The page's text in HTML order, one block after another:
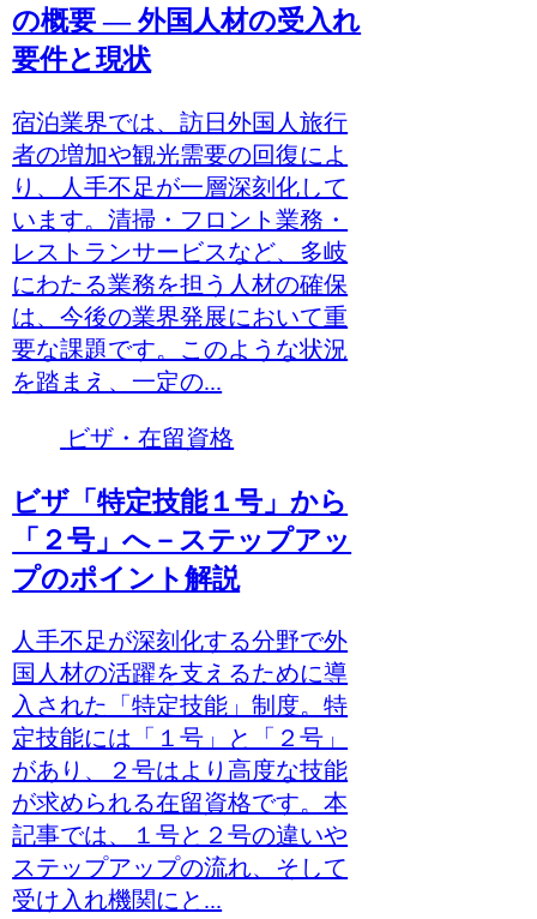
の概要 ― 外国人材の受入れ
要件と現状
宿泊業界では、訪日外国人旅行
者の増加や観光需要の回復によ
り、人手不足が一層深刻化して
います。清掃・フロント業務・
レストランサービスなど、多岐
にわたる業務を担う人材の確保
は、今後の業界発展において重
要な課題です。このような状況
を踏まえ、一定の...
ビザ・在留資格
ビザ「特定技能１号」から
「２号」へ－ステップアッ
プのポイント解説
人手不足が深刻化する分野で外
国人材の活躍を支えるために導
入された「特定技能」制度。特
定技能には「１号」と「２号」
があり、２号はより高度な技能
が求められる在留資格です。本
記事では、１号と２号の違いや
ステップアップの流れ、そして
受け入れ機関にと...